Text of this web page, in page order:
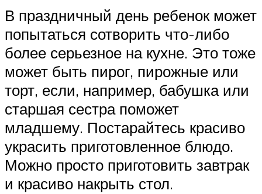
В праздничный день ребенок может
попытаться сотворить что-либо
более серьезное на кухне. Это тоже
может быть пирог, пирожные или
торт, если, например, бабушка или
старшая сестра поможет
младшему. Постарайтесь красиво
украсить приготовленное блюдо.
Можно просто приготовить завтрак
и красиво накрыть стол.